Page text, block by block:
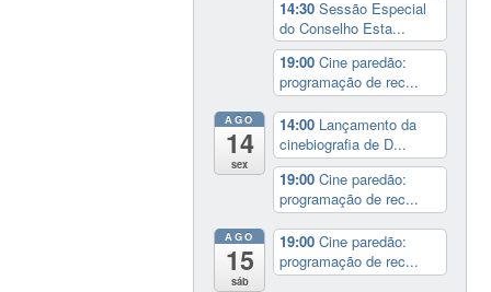
14:30Sessão Especial
do Conselho Esta...
19:00Cine paredão:
programação de rec...
AGO
14
sex
14:00 Lançamento da
cinebiografia de D...
19:00Cine paredão:
programação de rec...
AGO
15
sáb
19:00Cine paredão:
programação de rec...